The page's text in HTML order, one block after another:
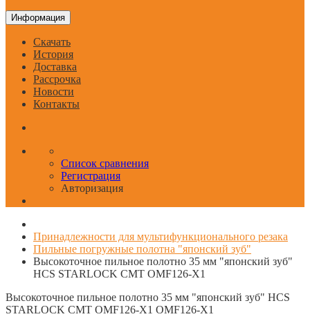
Информация
Скачать
История
Доставка
Рассрочка
Новости
Контакты
Список сравнения
Регистрация
Авторизация
Принадлежности для мультифункционального резака
Пильные погружные полотна "японский зуб"
Высокоточное пильное полотно 35 мм "японский зуб"
HCS STARLOCK CMT OMF126-X1
Высокоточное пильное полотно 35 мм "японский зуб" HCS
STARLOCK CMT OMF126-X1 OMF126-X1